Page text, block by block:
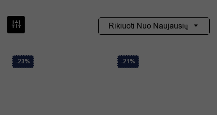
Rikiuoti Nuo Naujausių
-23% -21%